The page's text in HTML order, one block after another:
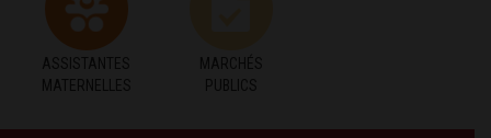
ASSISTANTES
MATERNELLES
MARCHÉS
PUBLICS